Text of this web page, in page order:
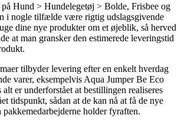
Hund > Hundelegetøj > Bolde, Frisbee og
i nogle tilfælde være rigtig udslagsgivende
dine nye produkter om et øjeblik, så herved
at man gransker den estimerede leveringstid
tilbyder levering efter en enkelt hverdag
varer, eksempelvis Aqua Jumper Be Eco
er underforstået at bestillingen realiseres
tidspunkt, sådan at de kan nå at få de nye
holder fyraften.